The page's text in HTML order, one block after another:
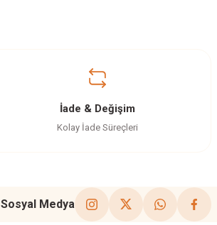
İade & Değişim
Kolay İade Süreçleri
Sosyal Medya